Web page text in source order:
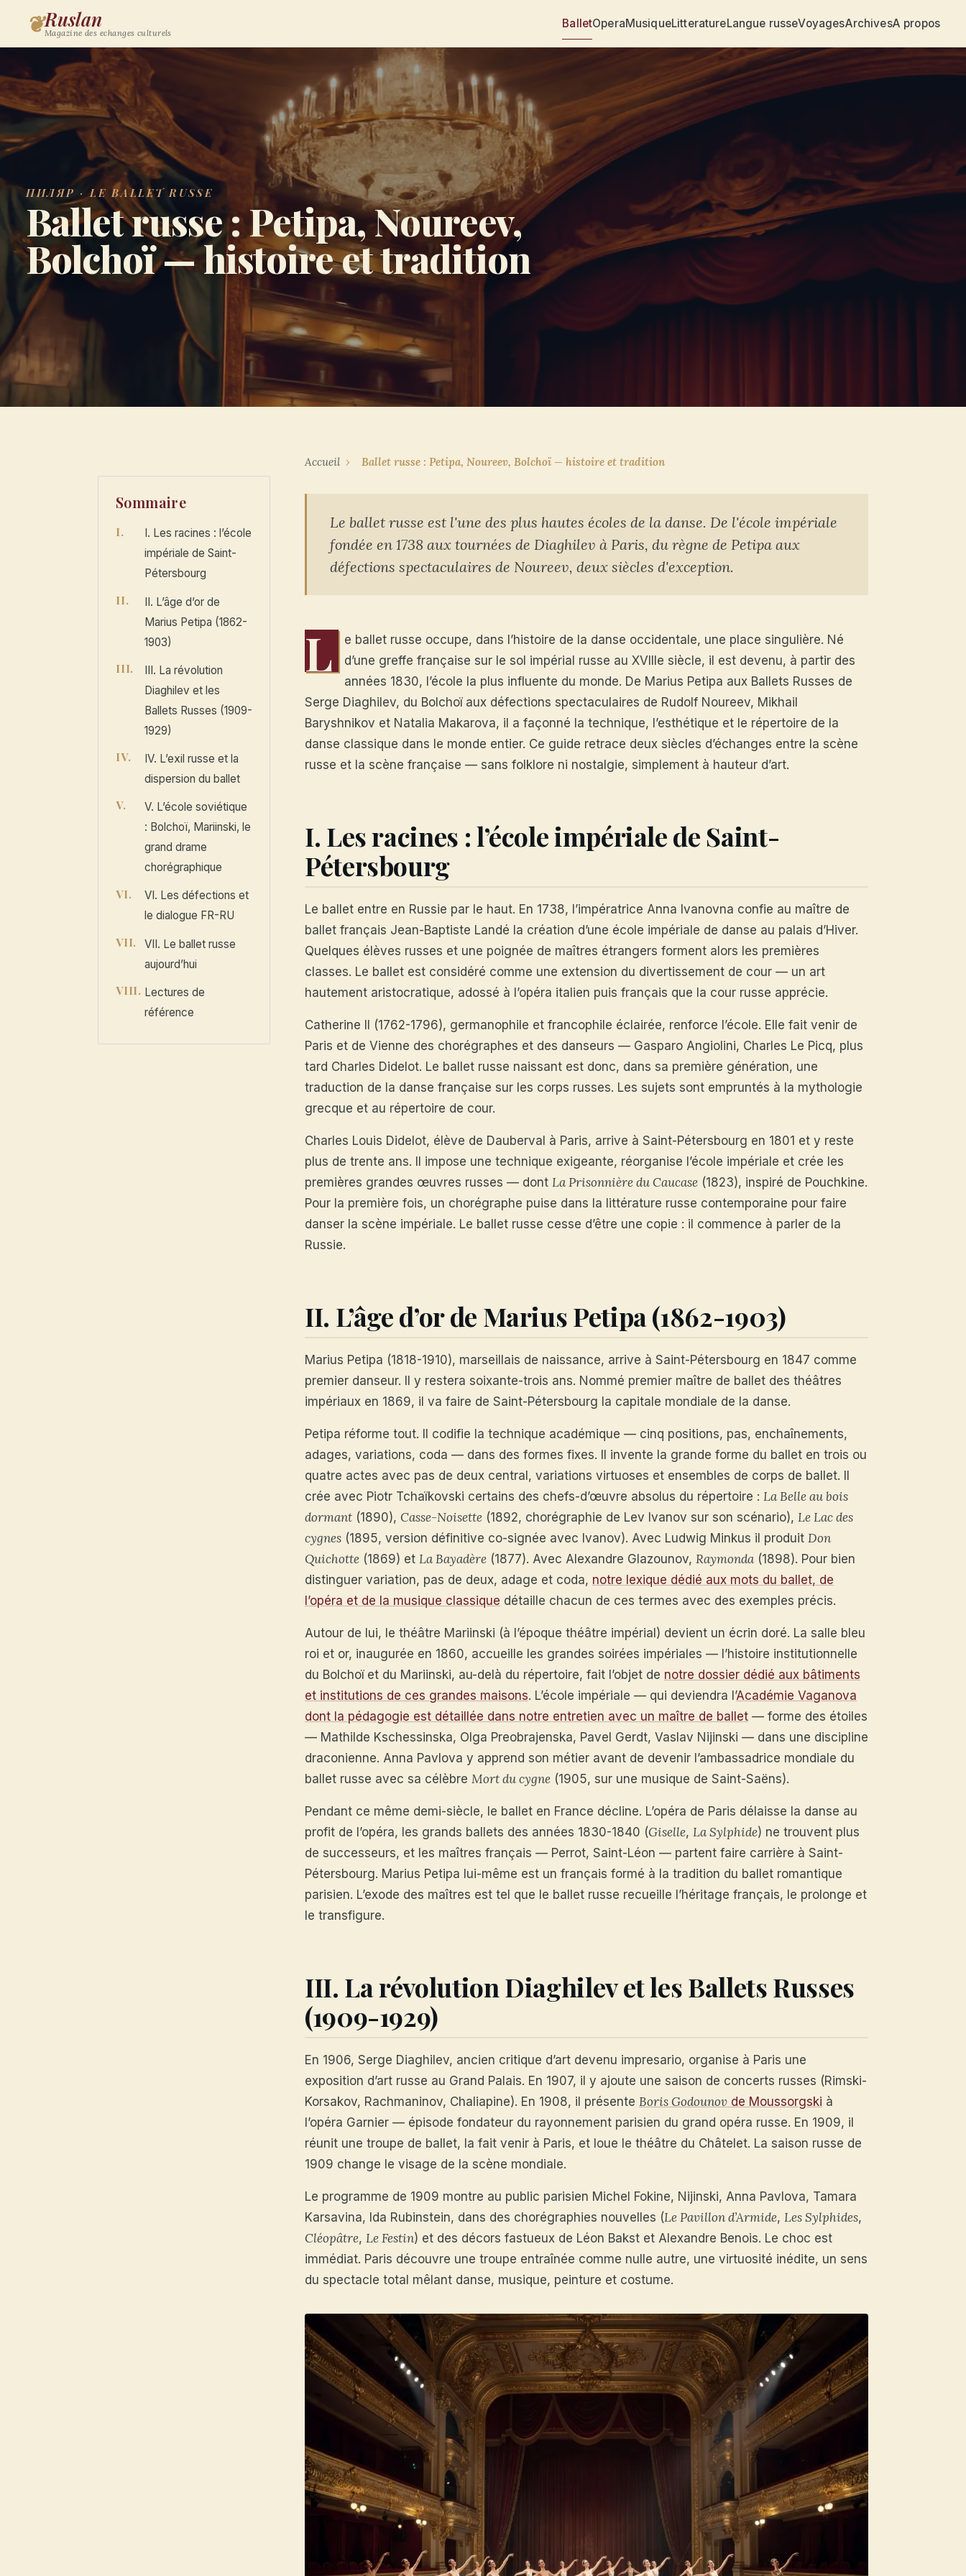
❦Ruslan
Magazine des echanges culturels
BalletOperaMusiqueLitteratureLangue russeVoyagesArchivesA propos
ПИЛЯР · LE BALLET RUSSE
Ballet russe : Petipa, Noureev,
Bolchoï — histoire et tradition
Sommaire
I. Les racines : l’école
impériale de Saint-
Pétersbourg
II. L’âge d’or de
Marius Petipa (1862-
1903)
III. La révolution
Diaghilev et les
Ballets Russes (1909-
1929)
IV. L’exil russe et la
dispersion du ballet
V. L’école soviétique
: Bolchoï, Mariinski, le
grand drame
chorégraphique
VI. Les défections et
le dialogue FR-RU
VII. Le ballet russe
aujourd’hui
Lectures de
référence
Accueil › Ballet russe : Petipa, Noureev, Bolchoï — histoire et tradition
Le ballet russe est l'une des plus hautes écoles de la danse. De l'école impériale
fondée en 1738 aux tournées de Diaghilev à Paris, du règne de Petipa aux
défections spectaculaires de Noureev, deux siècles d'exception.
L
e ballet russe occupe, dans l’histoire de la danse occidentale, une place singulière. Né
d’une greffe française sur le sol impérial russe au XVIIIe siècle, il est devenu, à partir des
années 1830, l’école la plus influente du monde. De Marius Petipa aux Ballets Russes de
Serge Diaghilev, du Bolchoï aux défections spectaculaires de Rudolf Noureev, Mikhail
Baryshnikov et Natalia Makarova, il a façonné la technique, l’esthétique et le répertoire de la
danse classique dans le monde entier. Ce guide retrace deux siècles d’échanges entre la scène
russe et la scène française — sans folklore ni nostalgie, simplement à hauteur d’art.
I. Les racines : l’école impériale de Saint-
Pétersbourg
Le ballet entre en Russie par le haut. En 1738, l’impératrice Anna Ivanovna confie au maître de
ballet français Jean-Baptiste Landé la création d’une école impériale de danse au palais d’Hiver.
Quelques élèves russes et une poignée de maîtres étrangers forment alors les premières
classes. Le ballet est considéré comme une extension du divertissement de cour — un art
hautement aristocratique, adossé à l’opéra italien puis français que la cour russe apprécie.
Catherine II (1762-1796), germanophile et francophile éclairée, renforce l’école. Elle fait venir de
Paris et de Vienne des chorégraphes et des danseurs — Gasparo Angiolini, Charles Le Picq, plus
tard Charles Didelot. Le ballet russe naissant est donc, dans sa première génération, une
traduction de la danse française sur les corps russes. Les sujets sont empruntés à la mythologie
grecque et au répertoire de cour.
Charles Louis Didelot, élève de Dauberval à Paris, arrive à Saint-Pétersbourg en 1801 et y reste
plus de trente ans. Il impose une technique exigeante, réorganise l’école impériale et crée les
premières grandes œuvres russes — dont La Prisonnière du Caucase (1823), inspiré de Pouchkine.
Pour la première fois, un chorégraphe puise dans la littérature russe contemporaine pour faire
danser la scène impériale. Le ballet russe cesse d’être une copie : il commence à parler de la
Russie.
II. L’âge d’or de Marius Petipa (1862-1903)
Marius Petipa (1818-1910), marseillais de naissance, arrive à Saint-Pétersbourg en 1847 comme
premier danseur. Il y restera soixante-trois ans. Nommé premier maître de ballet des théâtres
impériaux en 1869, il va faire de Saint-Pétersbourg la capitale mondiale de la danse.
Petipa réforme tout. Il codifie la technique académique — cinq positions, pas, enchaînements,
adages, variations, coda — dans des formes fixes. Il invente la grande forme du ballet en trois ou
quatre actes avec pas de deux central, variations virtuoses et ensembles de corps de ballet. Il
crée avec Piotr Tchaïkovski certains des chefs-d’œuvre absolus du répertoire : La Belle au bois
dormant (1890), Casse-Noisette (1892, chorégraphie de Lev Ivanov sur son scénario), Le Lac des
cygnes (1895, version définitive co-signée avec Ivanov). Avec Ludwig Minkus il produit Don
Quichotte (1869) et La Bayadère (1877). Avec Alexandre Glazounov, Raymonda (1898). Pour bien
distinguer variation, pas de deux, adage et coda, notre lexique dédié aux mots du ballet, de
l’opéra et de la musique classique détaille chacun de ces termes avec des exemples précis.
Autour de lui, le théâtre Mariinski (à l’époque théâtre impérial) devient un écrin doré. La salle bleu
roi et or, inaugurée en 1860, accueille les grandes soirées impériales — l’histoire institutionnelle
du Bolchoï et du Mariinski, au-delà du répertoire, fait l’objet de notre dossier dédié aux bâtiments
et institutions de ces grandes maisons. L’école impériale — qui deviendra l’Académie Vaganova
dont la pédagogie est détaillée dans notre entretien avec un maître de ballet — forme des étoiles
— Mathilde Kschessinska, Olga Preobrajenska, Pavel Gerdt, Vaslav Nijinski — dans une discipline
draconienne. Anna Pavlova y apprend son métier avant de devenir l’ambassadrice mondiale du
ballet russe avec sa célèbre Mort du cygne (1905, sur une musique de Saint-Saëns).
Pendant ce même demi-siècle, le ballet en France décline. L’opéra de Paris délaisse la danse au
profit de l’opéra, les grands ballets des années 1830-1840 (Giselle, La Sylphide) ne trouvent plus
de successeurs, et les maîtres français — Perrot, Saint-Léon — partent faire carrière à Saint-
Pétersbourg. Marius Petipa lui-même est un français formé à la tradition du ballet romantique
parisien. L’exode des maîtres est tel que le ballet russe recueille l’héritage français, le prolonge et
le transfigure.
III. La révolution Diaghilev et les Ballets Russes
(1909-1929)
En 1906, Serge Diaghilev, ancien critique d’art devenu impresario, organise à Paris une
exposition d’art russe au Grand Palais. En 1907, il y ajoute une saison de concerts russes (Rimski-
Korsakov, Rachmaninov, Chaliapine). En 1908, il présente Boris Godounov de Moussorgski à
l’opéra Garnier — épisode fondateur du rayonnement parisien du grand opéra russe. En 1909, il
réunit une troupe de ballet, la fait venir à Paris, et loue le théâtre du Châtelet. La saison russe de
1909 change le visage de la scène mondiale.
Le programme de 1909 montre au public parisien Michel Fokine, Nijinski, Anna Pavlova, Tamara
Karsavina, Ida Rubinstein, dans des chorégraphies nouvelles (Le Pavillon d’Armide, Les Sylphides,
Cléopâtre, Le Festin) et des décors fastueux de Léon Bakst et Alexandre Benois. Le choc est
immédiat. Paris découvre une troupe entraînée comme nulle autre, une virtuosité inédite, un sens
du spectacle total mêlant danse, musique, peinture et costume.